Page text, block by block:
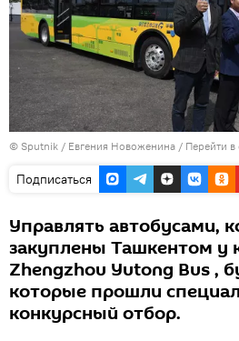
© Sputnik / Евгения Новоженина / Перейти
Подписаться
Управлять автобусами,
закуплены Ташкентом у
Zhengzhou Yutong Bus ,
которые прошли
конкурсный отбор.